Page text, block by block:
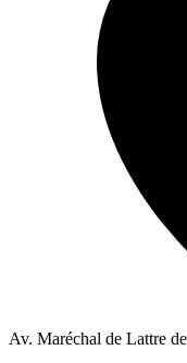
Av. Maréchal de Lattre